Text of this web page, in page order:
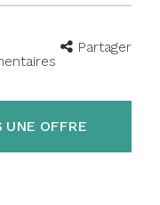
Partager
UNE OFFRE